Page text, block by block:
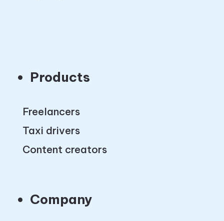
Products
Freelancers
Taxi drivers
Content creators
Company